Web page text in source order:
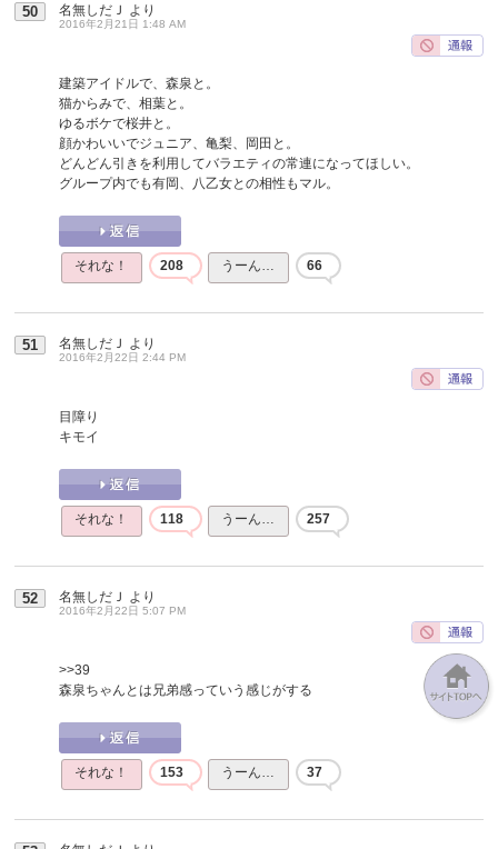
50 名無しだＪ より
2016年2月21日 1:48 AM
建築アイドルで、森泉と。
猫からみで、相葉と。
ゆるボケで桜井と。
顔かわいいでジュニア、亀梨、岡田と。
どんどん引きを利用してバラエティの常連になってほしい。
グループ内でも有岡、八乙女との相性もマル。
それな！ 208 うーん… 66
51 名無しだＪ より
2016年2月22日 2:44 PM
目障り
キモイ
それな！ 118 うーん… 257
52 名無しだＪ より
2016年2月22日 5:07 PM
>>39
森泉ちゃんとは兄弟感っていう感じがする
それな！ 153 うーん… 37